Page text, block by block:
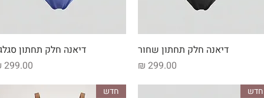
תצוגה מהירה
דיאנה חלק תחתון שחור
מחיר
תצוגה מהירה
דיאנה חלק תחתון
מחיר
חדש חדש